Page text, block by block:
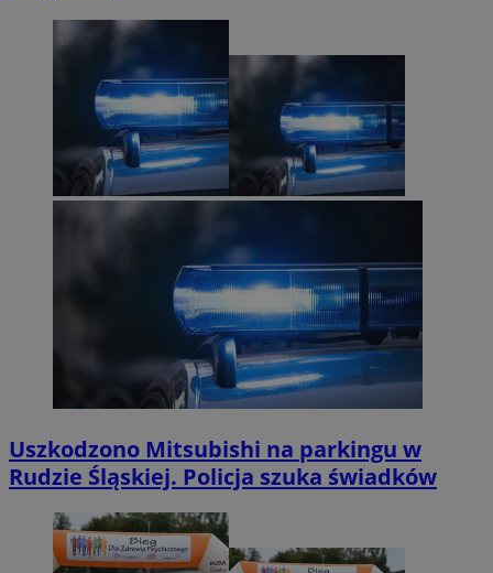
Uszkodzono Mitsubishi na parkingu w
Rudzie Śląskiej. Policja szuka świadków